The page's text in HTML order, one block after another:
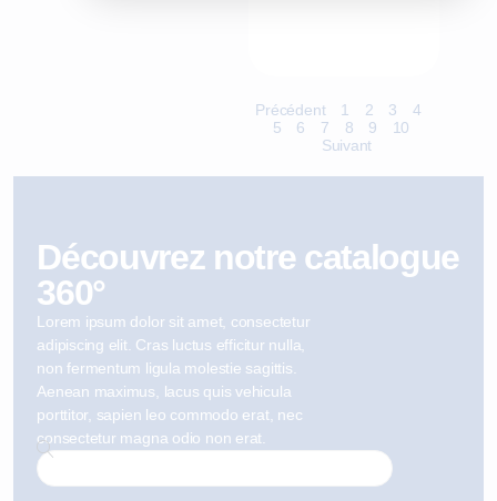
Précédent 1 2 3
4
5
6 7 8 9
10
Suivant
Découvrez notre catalogue
360°
Lorem ipsum dolor sit amet, consectetur
adipiscing elit. Cras luctus efficitur nulla,
non fermentum ligula molestie sagittis.
Aenean maximus, lacus quis vehicula
porttitor, sapien leo commodo erat, nec
consectetur magna odio non erat.